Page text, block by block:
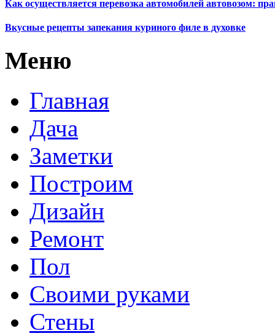
Как осуществляется перевозка автомобилей автовозом:
Вкусные рецепты запекания куриного филе в духовке
Меню
Главная
Дача
Заметки
Построим
Дизайн
Ремонт
Пол
Своими руками
Стены